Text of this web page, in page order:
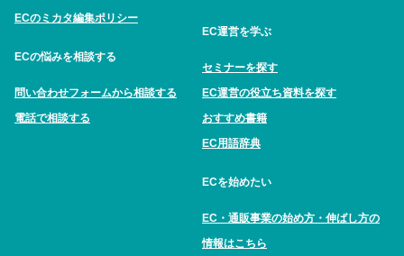
ECのミカタ編集ポリシー
ECの悩みを相談する
問い合わせフォームから相談する
電話で相談する
EC運営を学ぶ
セミナーを探す
EC運営の役立ち資料を探す
おすすめ書籍
EC用語辞典
ECを始めたい
EC・通販事業の始め方・伸ばし方の
情報はこちら